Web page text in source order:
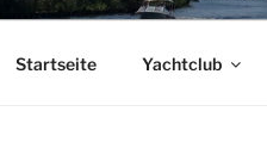
Startseite Yachtclub